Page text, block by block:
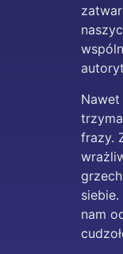
frazy.
nam